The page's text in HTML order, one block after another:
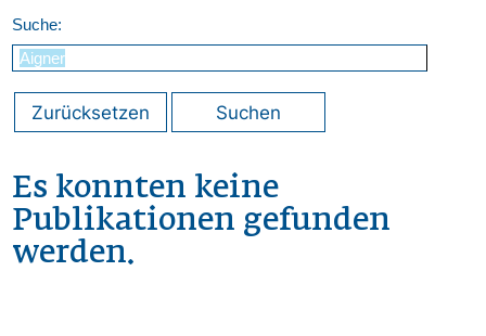
Suche:
Zurücksetzen Suchen
Es konnten keine
Publikationen gefunden
werden.